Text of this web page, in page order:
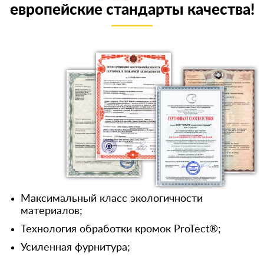
европейские стандарты качества!
Максимальный класс экологичности
материалов;
Технология обработки кромок ProTect®;
Усиленная фурнитура;